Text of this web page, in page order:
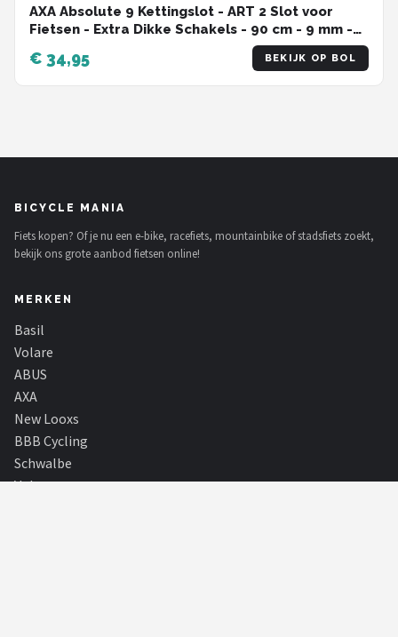
AXA Absolute 9 Kettingslot - ART 2 Slot voor
Fietsen - Extra Dikke Schakels - 90 cm - 9 mm -
€ 34,95 BEKIJK OP BOL
BICYCLE MANIA
Fiets kopen? Of je nu een e-bike, racefiets, mountainbike of stadsfiets zoekt,
bekijk ons grote aanbod fietsen online!
MERKEN
Basil
Volare
ABUS
AXA
New Looxs
BBB Cycling
Schwalbe
Voltano